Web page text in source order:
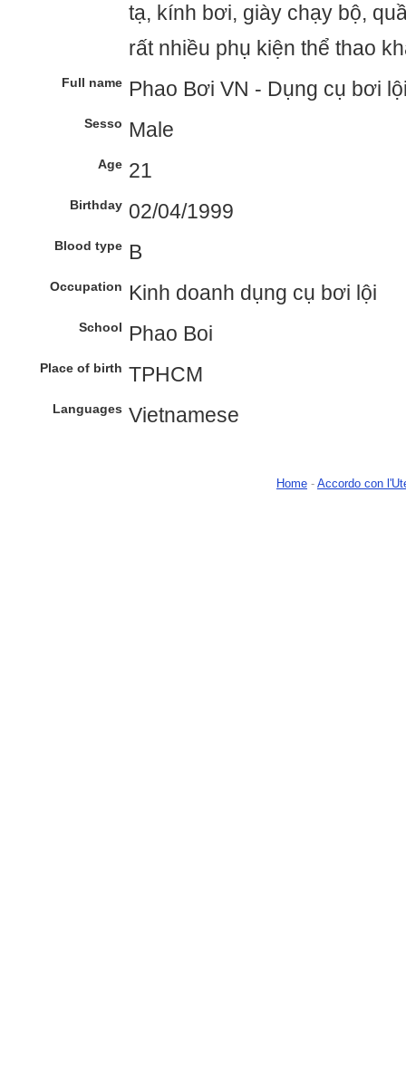
tạ, kính bơi, giày chạy bộ,
rất nhiều phụ kiện thể thao
Full name Phao Bơi VN - Dụng cụ bơi
Sesso Male
Age 21
Birthday 02/04/1999
Blood type B
Occupation Kinh doanh dụng cụ bơi lội
School Phao Boi
Place of birth TPHCM
Languages Vietnamese
Home - Accordo con